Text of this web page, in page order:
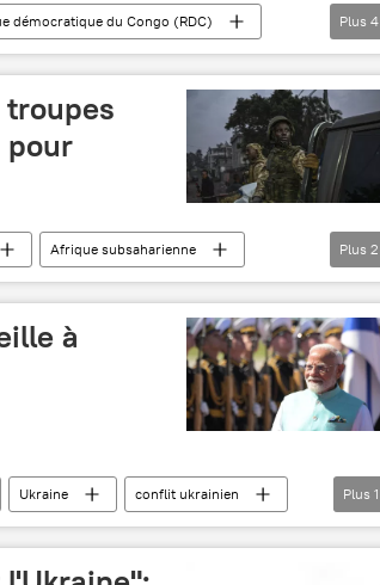
démocratique du Congo (RDC)
Plus 4
troupes
pour
Afrique subsaharienne
Plus 2
à
Ukraine
conflit ukrainien
Plus 1